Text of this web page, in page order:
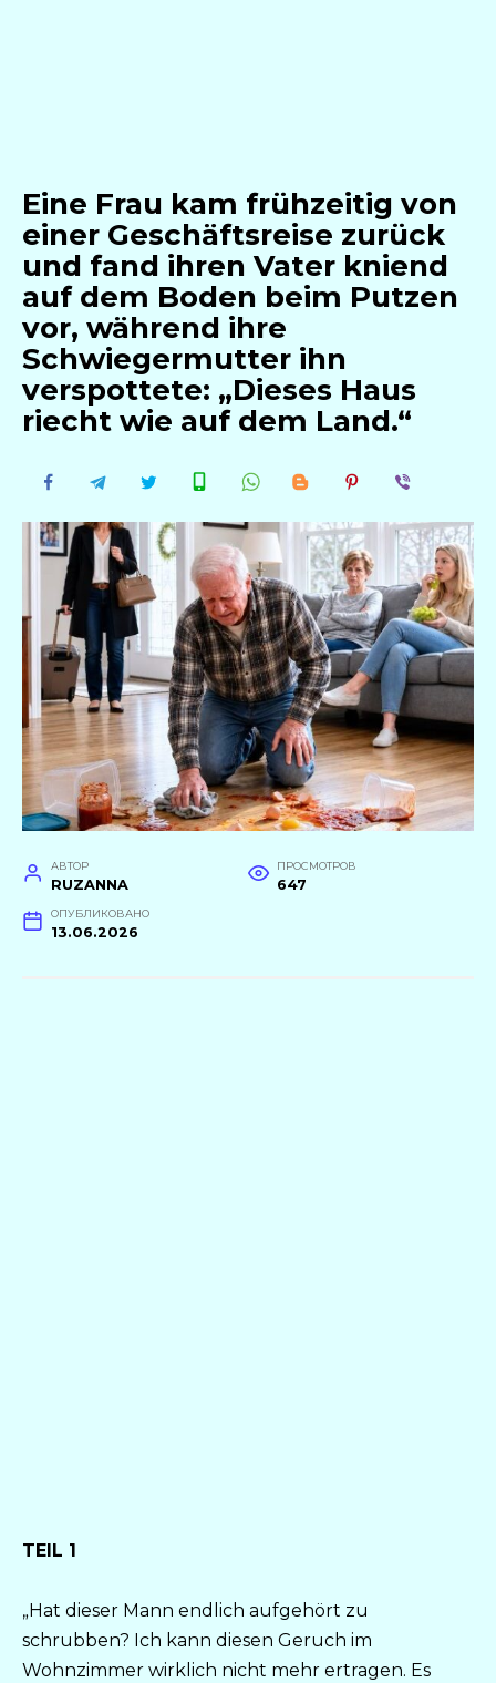
Eine Frau kam frühzeitig von
einer Geschäftsreise zurück
und fand ihren Vater kniend
auf dem Boden beim Putzen
vor, während ihre
Schwiegermutter ihn
verspottete: „Dieses Haus
riecht wie auf dem Land.“
АВТОР
RUZANNA
ПРОСМОТРОВ
647
ОПУБЛИКОВАНО
13.06.2026
TEIL 1
„Hat dieser Mann endlich aufgehört zu
schrubben? Ich kann diesen Geruch im
Wohnzimmer wirklich nicht mehr ertragen. Es